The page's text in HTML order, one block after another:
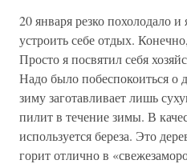
20 января резко похолодало
устроить себе отдых.
Просто я посвятил себя
Надо было побеспокоиться о
зиму заготавливает лишь
пилит в течение зимы. В
используется береза. Это
горит отлично в